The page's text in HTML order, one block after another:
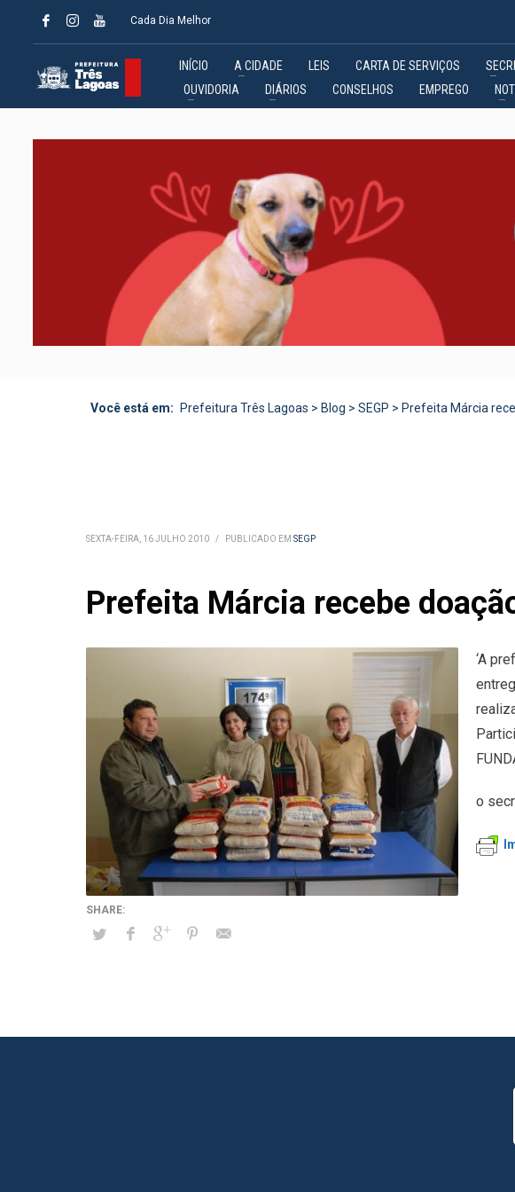
Cada Dia Melhor
INÍCIO A CIDADE LEIS CARTA DE SERVIÇOS
OUVIDORIA
DIÁRIOS CONSELHOS EMPREGO
Você está em: Prefeitura Três Lagoas > Blog > SEGP > Prefeita Márcia
SEXTA-FEIRA, 16 JULHO 2010 / PUBLICADO EM SEGP
Prefeita Márcia recebe
‘A
o